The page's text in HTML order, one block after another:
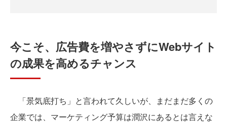
今こそ、広告費を増やさずにWebサイト
の成果を高めるチャンス
「景気底打ち」と言われて久しいが、まだまだ多くの
企業では、マーケティング予算は潤沢にあるとは言えな